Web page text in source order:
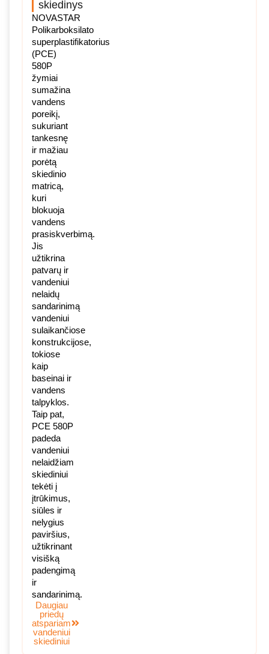
skiedinys
NOVASTAR
Polikarboksilato
superplastifikatorius
(PCE)
580P
žymiai
sumažina
vandens
poreikį,
sukuriant
tankesnę
ir mažiau
porėtą
skiedinio
matricą,
kuri
blokuoja
vandens
prasiskverbimą.
Jis
užtikrina
patvarų ir
vandeniui
nelaidų
sandarinimą
vandeniui
sulaikančiose
konstrukcijose,
tokiose
kaip
baseinai ir
vandens
talpyklos.
Taip pat,
PCE 580P
padeda
vandeniui
nelaidžiam
skiediniui
tekėti į
įtrūkimus,
siūles ir
nelygius
paviršius,
užtikrinant
visišką
padengimą
ir
sandarinimą.
Daugiau
priedų
atspariam
vandeniui
skiediniui